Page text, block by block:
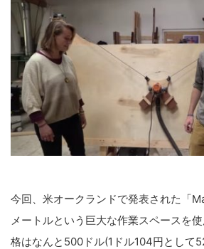
今回、米オークランドで発表された「
メートルという巨大な作業スペースを
格はなんと500ドル(1ドル104円として